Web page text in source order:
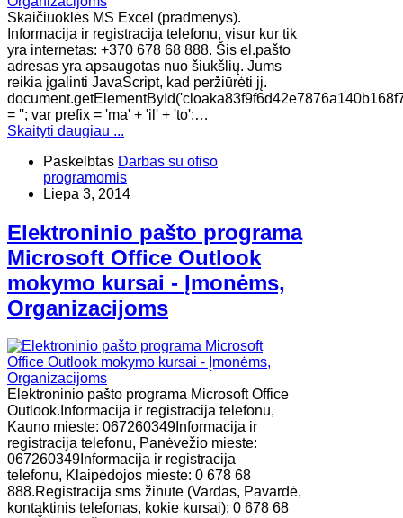
Skaičiuoklės MS Excel (pradmenys).
Informacija ir registracija telefonu, visur kur tik
yra internetas: +370 678 68 888. Šis el.pašto
adresas yra apsaugotas nuo šiukšlių. Jums
reikia įgalinti JavaScript, kad peržiūrėti jį.
= ''; var prefix = 'ma' + 'il' + 'to';…
Skaityti daugiau ...
Paskelbtas Darbas su ofiso
programomis
Liepa 3, 2014
Elektroninio pašto programa
Microsoft Office Outlook
mokymo kursai - Įmonėms,
Organizacijoms
Elektroninio pašto programa Microsoft Office
Outlook.Informacija ir registracija telefonu,
Kauno mieste: 067260349Informacija ir
registracija telefonu, Panėvežio mieste:
067260349Informacija ir registracija
telefonu, Klaipėdojos mieste: 0 678 68
888.Registracija sms žinute (Vardas, Pavardė,
kontaktinis telefonas, kokie kursai): 0 678 68